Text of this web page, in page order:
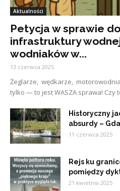
Aktualności
Petycja w sprawie
infrastruktury
wodniaków w...
13 czerwca 2025
Żeglarze, wędkarze,
tylko — to jest WASZA sprawa! Czy
Historyczny
absurdy –
11 czerwca 2025
Rejs ku
pomiędzy
21 kwietnia 2025